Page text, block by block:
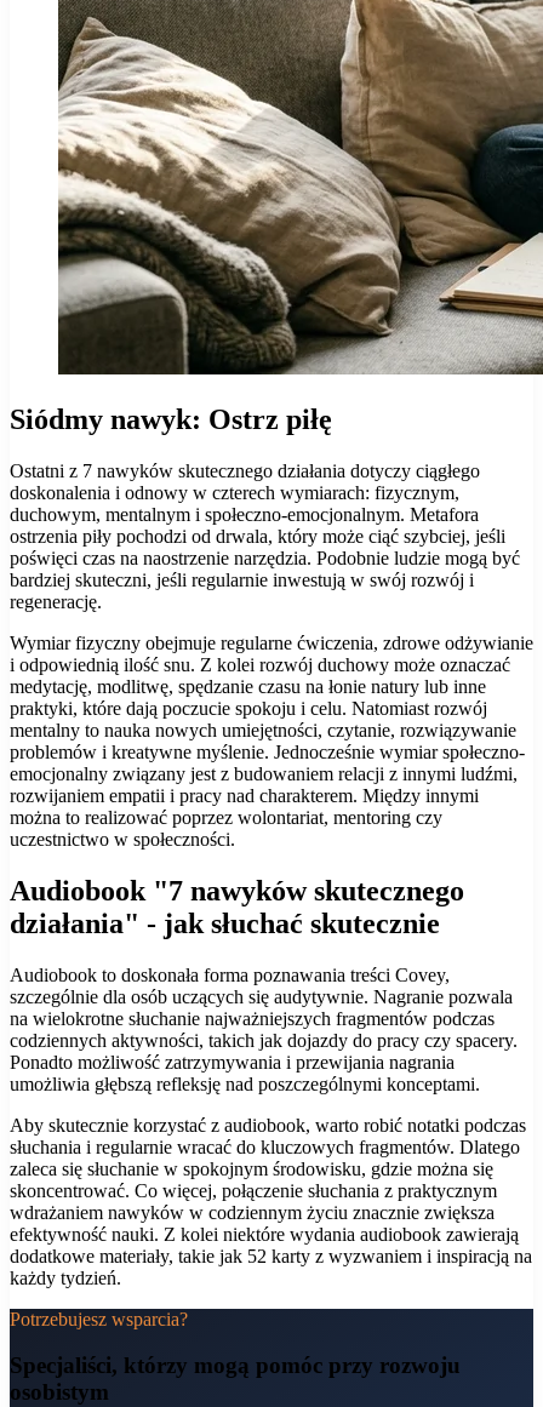
Siódmy nawyk: Ostrz piłę
Ostatni z 7 nawyków skutecznego działania dotyczy ciągłego
doskonalenia i odnowy w czterech wymiarach: fizycznym,
duchowym, mentalnym i społeczno-emocjonalnym. Metafora
ostrzenia piły pochodzi od drwala, który może ciąć szybciej, jeśli
poświęci czas na naostrzenie narzędzia. Podobnie ludzie mogą być
bardziej skuteczni, jeśli regularnie inwestują w swój rozwój i
regenerację.
Wymiar fizyczny obejmuje regularne ćwiczenia, zdrowe odżywianie
i odpowiednią ilość snu. Z kolei rozwój duchowy może oznaczać
medytację, modlitwę, spędzanie czasu na łonie natury lub inne
praktyki, które dają poczucie spokoju i celu. Natomiast rozwój
mentalny to nauka nowych umiejętności, czytanie, rozwiązywanie
problemów i kreatywne myślenie. Jednocześnie wymiar społeczno-
emocjonalny związany jest z budowaniem relacji z innymi ludźmi,
rozwijaniem empatii i pracy nad charakterem. Między innymi
można to realizować poprzez wolontariat, mentoring czy
uczestnictwo w społeczności.
Audiobook "7 nawyków skutecznego
działania" - jak słuchać skutecznie
Audiobook to doskonała forma poznawania treści Covey,
szczególnie dla osób uczących się audytywnie. Nagranie pozwala
na wielokrotne słuchanie najważniejszych fragmentów podczas
codziennych aktywności, takich jak dojazdy do pracy czy spacery.
Ponadto możliwość zatrzymywania i przewijania nagrania
umożliwia głębszą refleksję nad poszczególnymi konceptami.
Aby skutecznie korzystać z audiobook, warto robić notatki podczas
słuchania i regularnie wracać do kluczowych fragmentów. Dlatego
zaleca się słuchanie w spokojnym środowisku, gdzie można się
skoncentrować. Co więcej, połączenie słuchania z praktycznym
wdrażaniem nawyków w codziennym życiu znacznie zwiększa
efektywność nauki. Z kolei niektóre wydania audiobook zawierają
dodatkowe materiały, takie jak 52 karty z wyzwaniem i inspiracją na
każdy tydzień.
Potrzebujesz wsparcia?
Specjaliści, którzy mogą pomóc przy rozwoju
osobistym